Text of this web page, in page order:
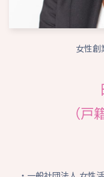
女性創
（戸